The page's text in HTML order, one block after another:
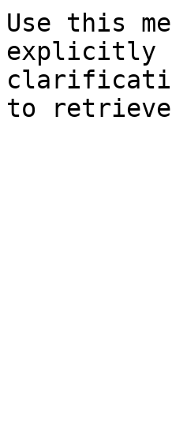
Use this
explicitly